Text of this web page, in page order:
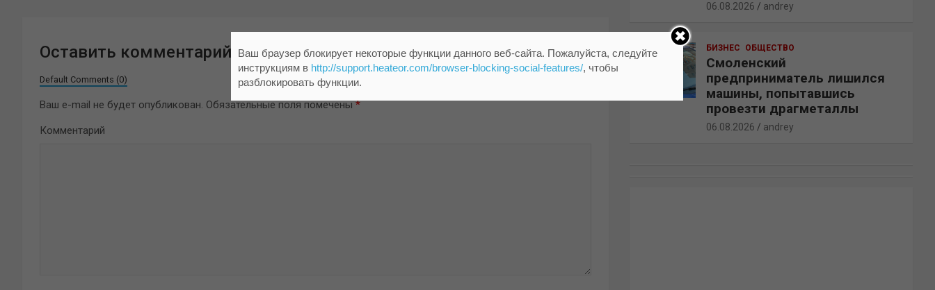
Оставить комментарий
Default Comments (0)
Ваш e-mail не будет опубликован. Обязательные поля помечены*
Комментарий
06.08.2026 andrey
БИЗНЕС ОБЩЕСТВО
Смоленский
предприниматель лишился
машины, попытавшись
провезти драгметаллы
06.08.2026 andrey
Ваш браузер блокирует некоторые функции данного веб-сайта. Пожалуйста, следуйте
инструкциям в http://support.heateor.com/browser-blocking-social-features/, чтобы
разблокировать функции.